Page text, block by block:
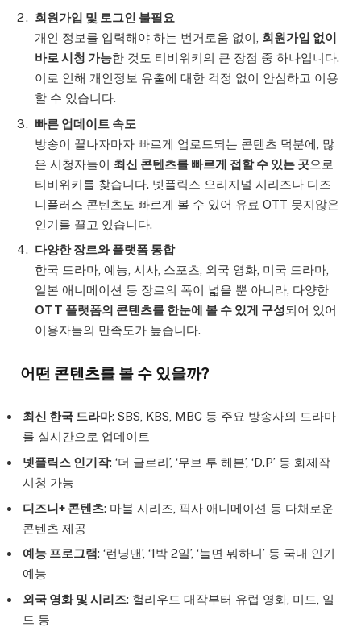
회원가입 및 로그인 불필요
개인 정보를 입력해야 하는 번거로움 없이, 회원가입 없이
바로 시청 가능한 것도 티비위키의 큰 장점 중 하나입니다.
이로 인해 개인정보 유출에 대한 걱정 없이 안심하고 이용
할 수 있습니다.
빠른 업데이트 속도
방송이 끝나자마자 빠르게 업로드되는 콘텐츠 덕분에, 많
은 시청자들이 최신 콘텐츠를 빠르게 접할 수 있는 곳으로
티비위키를 찾습니다. 넷플릭스 오리지널 시리즈나 디즈
니플러스 콘텐츠도 빠르게 볼 수 있어 유료 OTT 못지않은
인기를 끌고 있습니다.
다양한 장르와 플랫폼 통합
한국 드라마, 예능, 시사, 스포츠, 외국 영화, 미국 드라마,
일본 애니메이션 등 장르의 폭이 넓을 뿐 아니라, 다양한
OTT 플랫폼의 콘텐츠를 한눈에 볼 수 있게 구성되어 있어
이용자들의 만족도가 높습니다.
어떤 콘텐츠를 볼 수 있을까?
최신 한국 드라마: SBS, KBS, MBC 등 주요 방송사의 드라마
를 실시간으로 업데이트
넷플릭스 인기작: ‘더 글로리’, ‘무브 투 헤븐’, ‘D.P’ 등 화제작
시청 가능
디즈니+ 콘텐츠: 마블 시리즈, 픽사 애니메이션 등 다채로운
콘텐츠 제공
예능 프로그램: ‘런닝맨’, ‘1박 2일’, ‘놀면 뭐하니’ 등 국내 인기
예능
외국 영화 및 시리즈: 헐리우드 대작부터 유럽 영화, 미드, 일
드 등